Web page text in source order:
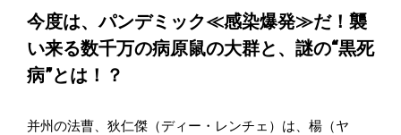
今度は、パンデミック≪感染爆発≫だ！襲
い来る数千万の病原鼠の大群と、謎の“黒死
病”とは！？
并州の法曹、狄仁傑（ディー・レンチェ）は、楊（ヤ